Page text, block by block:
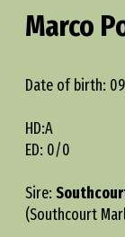
Marco
Date of birth:
HD:A
ED: 0/0
Sire:
(Southcourt